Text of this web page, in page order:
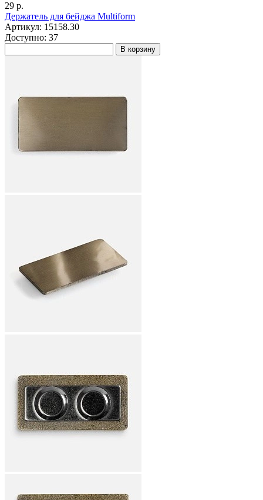
29 р.
Держатель для бейджа Multiform
Артикул: 15158.30
Доступно: 37
В корзину